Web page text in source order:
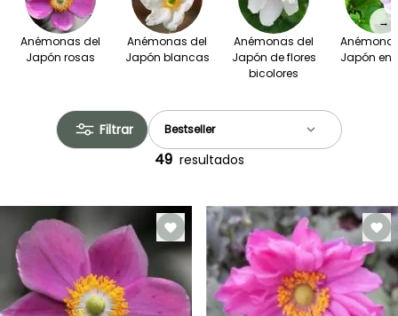
Anémonas del
Japón rosas
Anémonas del
Japón blancas
Anémonas del
Japón de flores
bicolores
Japón
→
Filtrar
49 resultados